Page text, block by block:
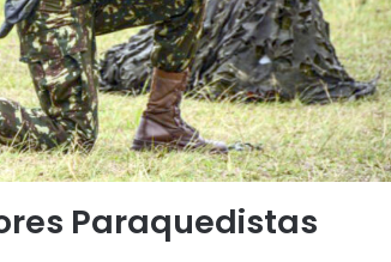
Paraquedistas